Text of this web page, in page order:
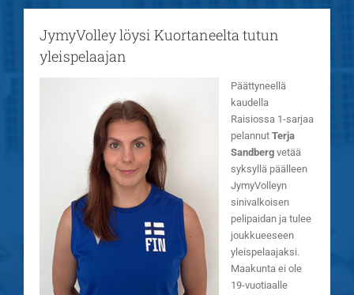
JymyVolley löysi Kuortaneelta tutun
yleispelaajan
Päättyneellä
kaudella
Raisiossa 1-sarjaa
pelannut Terja
Sandberg vetää
syksyllä päälleen
JymyVolleyn
sinivalkoisen
pelipaidan ja tulee
joukkueeseen
yleispelaajaksi.
Maakunta ei ole
19-vuotiaalle